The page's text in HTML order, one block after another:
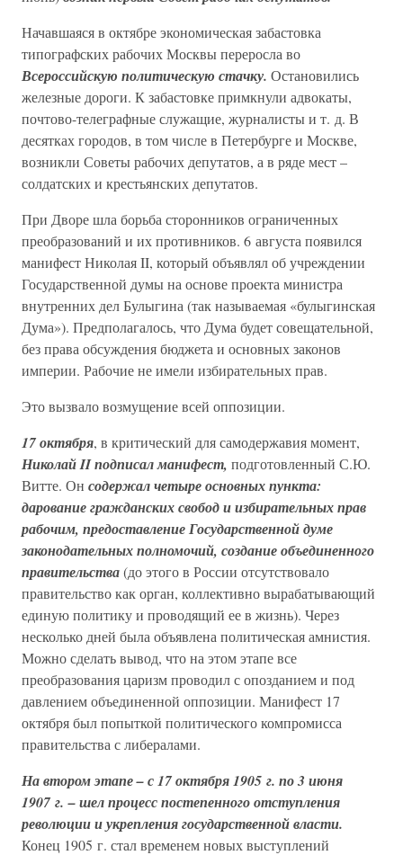
Начавшаяся в октябре экономическая забастовка
типографских рабочих Москвы переросла во
Всероссийскую политическую стачку. Остановились
железные дороги. К забастовке примкнули адвокаты,
почтово-телеграфные служащие, журналисты и т. д. В
десятках городов, в том числе в Петербурге и Москве,
возникли Советы рабочих депутатов, а в ряде мест –
солдатских и крестьянских депутатов.
При Дворе шла борьба сторонников ограниченных
преобразований и их противников. 6 августа появился
манифест Николая II, который объявлял об учреждении
Государственной думы на основе проекта министра
внутренних дел Булыгина (так называемая «булыгинская
Дума»). Предполагалось, что Дума будет совещательной,
без права обсуждения бюджета и основных законов
империи. Рабочие не имели избирательных прав.
Это вызвало возмущение всей оппозиции.
17 октября, в критический для самодержавия момент,
Николай II подписал манифест, подготовленный С.Ю.
Витте. Он содержал четыре основных пункта:
дарование гражданских свобод и избирательных прав
рабочим, предоставление Государственной думе
законодательных полномочий, создание объединенного
правительства(до этого в России отсутствовало
правительство как орган, коллективно вырабатывающий
единую политику и проводящий ее в жизнь). Через
несколько дней была объявлена политическая амнистия.
Можно сделать вывод, что на этом этапе все
преобразования царизм проводил с опозданием и под
давлением объединенной оппозиции. Манифест 17
октября был попыткой политического компромисса
правительства с либералами.
На втором этапе – с 17 октября 1905 г. по 3 июня
1907 г. – шел процесс постепенного отступления
революции и укрепления государственной власти.
Конец 1905 г. стал временем новых выступлений